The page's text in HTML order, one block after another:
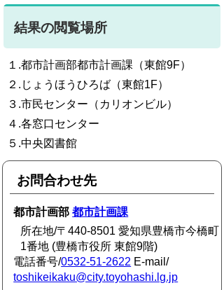
結果の閲覧場所
１.都市計画部都市計画課（東館9F）
２.じょうほうひろば（東館1F）
３.市民センター（カリオンビル）
４.各窓口センター
５.中央図書館
お問合わせ先
都市計画部都市計画課
所在地/〒440-8501 愛知県豊橋市今橋町
1番地 (豊橋市役所 東館9階)
電話番号/0532-51-2622 E-mail/
toshikeikaku@city.toyohashi.lg.jp